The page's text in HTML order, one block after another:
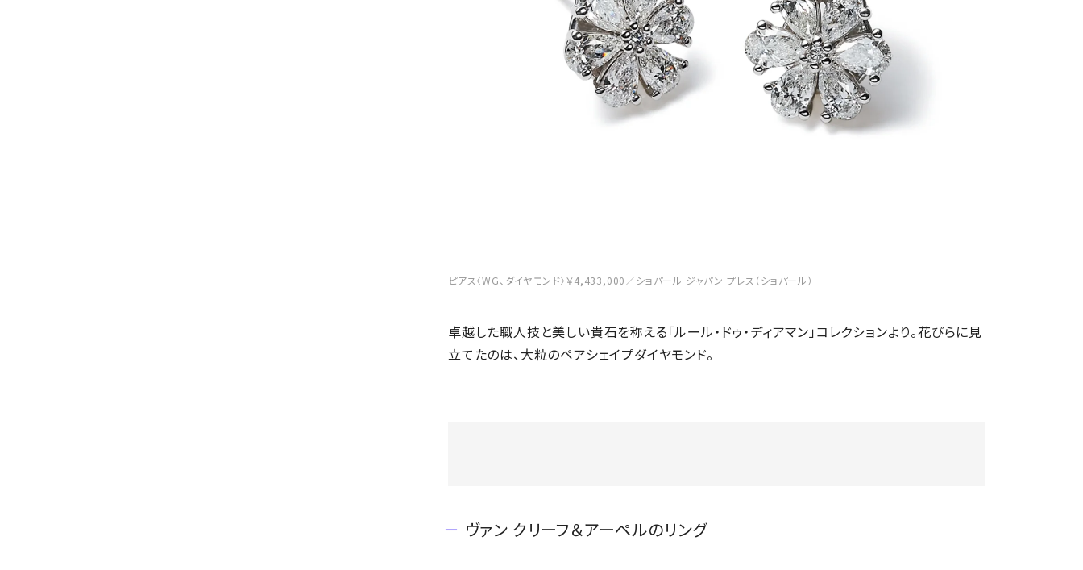
ピアス〈WG、ダイヤモンド〉￥4,433,000／ショパール ジャパン プレス（ショパール）
卓越した職人技と美しい貴石を称える「ルール・ドゥ・ディアマン」コレクションより。花びらに見
立てたのは、大粒のペアシェイプダイヤモンド。
ヴァン クリーフ＆アーペルのリング